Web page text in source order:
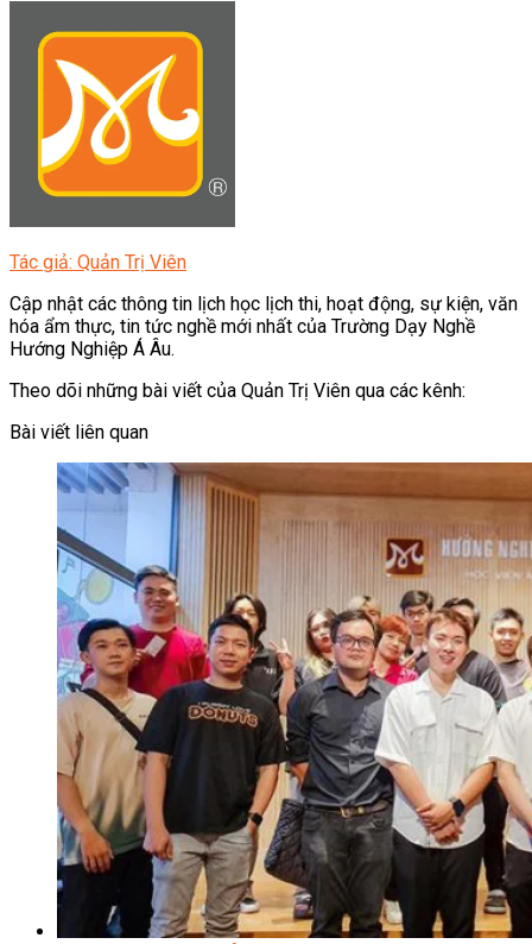
Tác giả: Quản Trị Viên
Cập nhật các thông tin lịch học lịch thi, hoạt động, sự kiện, văn
hóa ẩm thực, tin tức nghề mới nhất của Trường Dạy Nghề
Hướng Nghiệp Á Âu.
Theo dõi những bài viết của Quản Trị Viên qua các kênh:
Bài viết liên quan